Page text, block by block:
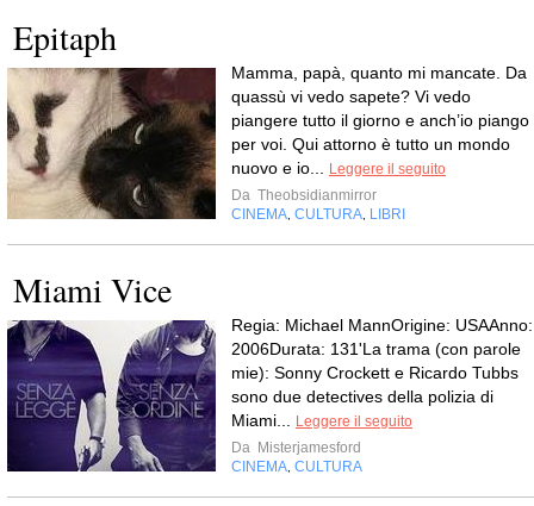
Epitaph
Mamma, papà, quanto mi mancate. Da
quassù vi vedo sapete? Vi vedo
piangere tutto il giorno e anch’io piango
per voi. Qui attorno è tutto un mondo
nuovo e io... Leggere il seguito
Da Theobsidianmirror
CINEMA, CULTURA, LIBRI
Miami Vice
Regia: Michael MannOrigine: USAAnno:
2006Durata: 131'La trama (con parole
mie): Sonny Crockett e Ricardo Tubbs
sono due detectives della polizia di
Miami... Leggere il seguito
Da Misterjamesford
CINEMA, CULTURA